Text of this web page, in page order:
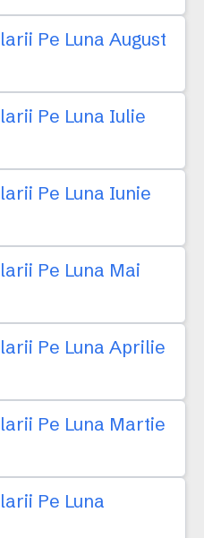
Pe Luna August
Pe Luna Iulie
Pe Luna Iunie
Pe Luna Mai
Pe Luna Aprilie
Pe Luna Martie
Pe Luna